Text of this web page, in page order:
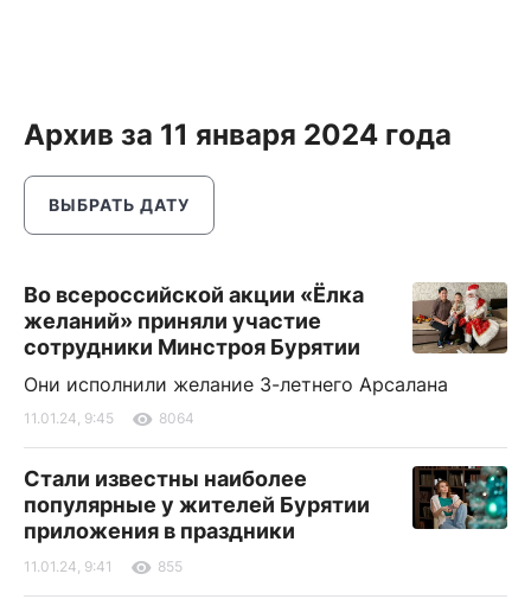
Архив за 11 января 2024 года
ВЫБРАТЬ ДАТУ
Во всероссийской акции «Ёлка
желаний» приняли участие
сотрудники Минстроя Бурятии
Они исполнили желание 3-летнего Арсалана
11.01.24, 9:45 8064
Стали известны наиболее
популярные у жителей Бурятии
приложения в праздники
11.01.24, 9:41 855